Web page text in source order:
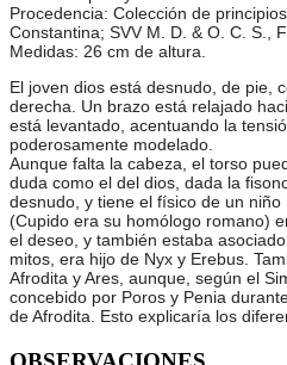
Procedencia: Colección de
Constantina; SVV M. D. & O. C. S.,
Medidas: 26 cm de altura.
El joven dios está desnudo, de pie,
derecha. Un brazo está relajado
está levantado, acentuando la
poderosamente modelado.
Aunque falta la cabeza, el torso
duda como el del dios, dada la
desnudo, y tiene el físico de un
(Cupido era su homólogo romano)
el deseo, y también estaba
mitos, era hijo de Nyx y Erebus.
Afrodita y Ares, aunque, según el
concebido por Poros y Penia
de Afrodita. Esto explicaría los